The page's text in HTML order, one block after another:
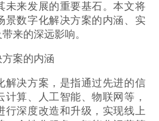
未来发展的重要基石。本文将
景数字化解决方案的内涵、实
来的深远影响。
案的内涵
解决方案，是指通过先进的信
计算、人工智能、物联网等，
行深度改造和升级，实现线上